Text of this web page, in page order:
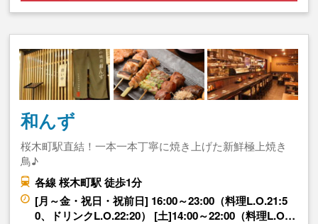
和んず
桜木町駅直結！一本一本丁寧に焼き上げた新鮮極上焼き
鳥♪
各線 桜木町駅 徒歩1分
[月～金・祝日・祝前日] 16:00～23:00（料理L.O.21:5
0、ドリンクL.O.22:20） [土]14:00～22:00（料理L.O…